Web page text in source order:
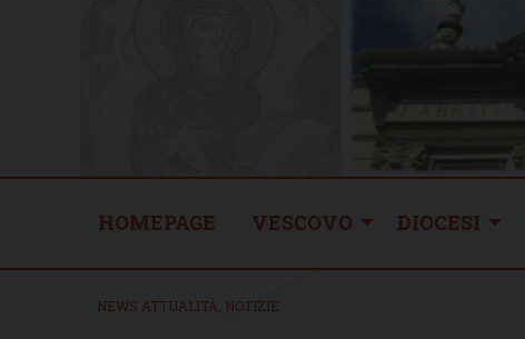
HOMEPAGE VESCOVO DIOCESI
NEWS ATTUALITÀ NOTIZIE